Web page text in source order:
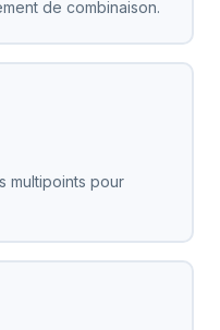
de combinaison.
multipoints pour